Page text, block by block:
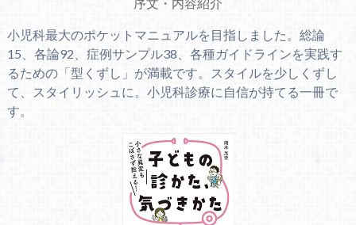
小児科最大のポケットマニュアルを目指しました。総論
15、各論92、症例サンプル38、各種ガイドラインを実践す
るための「型くずし」が満載です。スタイルを少しくずし
て、スタイリッシュに。小児科診療に自信が持てる一冊で
す。